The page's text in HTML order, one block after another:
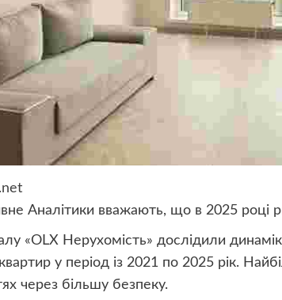
Аналітики вважають, що в 2025 році
«OLX Нерухомість» дослідили
у період із 2021 по 2025 рік.
через більшу безпеку.